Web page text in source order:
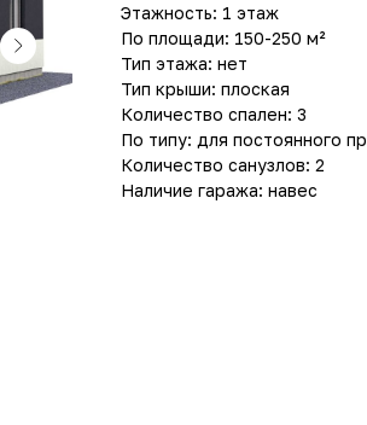
Этажность: 1 этаж
По площади: 150-250 м²
Тип этажа: нет
Тип крыши: плоская
Количество спален: 3
По типу: для постоянного
Количество санузлов: 2
Наличие гаража: навес